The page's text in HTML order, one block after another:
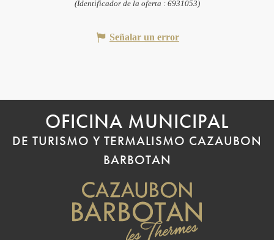
(Identificador de la oferta : 6931053)
Señalar un error
OFICINA MUNICIPAL
DE TURISMO Y TERMALISMO CAZAUBON
BARBOTAN